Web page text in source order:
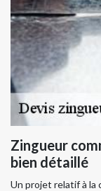
Zingueur
bien détaillé
Un projet relatif à la